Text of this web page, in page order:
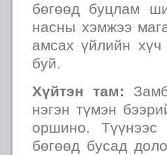
бөгөөд буцлам
насны хэмжээ
амсах үйлийн
буй.
Хүйтэн там:
нэгэн түмэн
оршино.
бөгөөд бусад